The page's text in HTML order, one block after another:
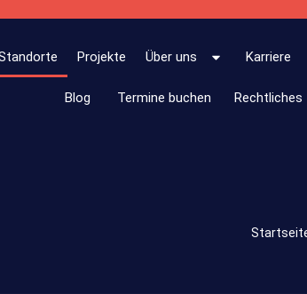
Projekte Über uns Karriere
Blog Termine buchen Rechtliches